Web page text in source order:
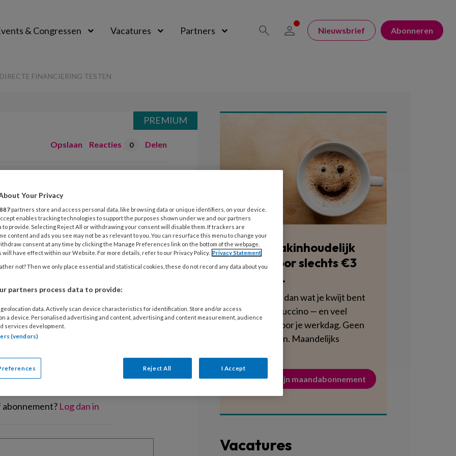
& Congressen Vacatures Partners Nieuwsbrief Abonneren
FINANCIERING TESTEN
Opslaan Reacties 0 Delen
directe
voor de directe financiering
testen. Deze testdag vindt op 5
jouw ouders hierop.
lezen?
lees 2 artikelen gratis per maand
Log dan in
PREMIUM
Blijf vakinhoudelijk
scherp voor slechts €3
per week.
Dat is minder dan wat je kwijt bent
aan een cappuccino — en veel
voedzamer voor je werkdag. Geen
verplichtingen. Maandelijks
Activeer mijn maandabonnement
Vacatures
Your Privacy
887 partners store and access personal data, like browsing data or unique identifiers, on your device.
enables tracking technologies to support the purposes shown under we and our partners
to provide. Selecting Reject All or withdrawing your consent will disable them. If trackers are
content and ads you see may not be as relevant to you. You can resurface this menu to change your
consent at any time by clicking the Manage Preferences link on the bottom of the webpage.
will have effect within our Website. For more details, refer to our Privacy Policy. Privacy Statement
not? Then we only place essential and statistical cookies, these do not record any data about you
partners process data to provide:
data. Actively scan device characteristics for identification. Store and/or access
a device. Personalised advertising and content, advertising and content measurement, audience
services development.
(vendors)
Reject All I Accept